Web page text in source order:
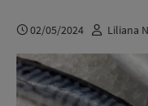
02/05/2024 Liliana